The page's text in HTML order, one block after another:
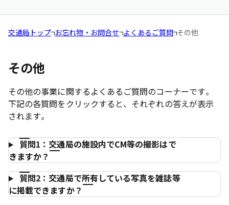
交通局トップ お忘れ物・お問合せ よくあるご質問 その他
その他
その他の事業に関するよくあるご質問のコーナーです。
下記の各質問をクリックすると、それぞれの答えが表示
されます。
質問1：交通局の施設内でCM等の撮影はで
きますか？
質問2：交通局で所有している写真を雑誌等
に掲載できますか？